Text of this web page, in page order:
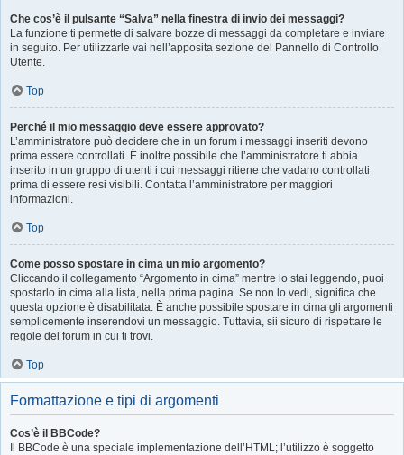
Che cos’è il pulsante “Salva” nella finestra di invio dei messaggi?
La funzione ti permette di salvare bozze di messaggi da completare e inviare
in seguito. Per utilizzarle vai nell’apposita sezione del Pannello di Controllo
Utente.
Top
Perché il mio messaggio deve essere approvato?
L’amministratore può decidere che in un forum i messaggi inseriti devono
prima essere controllati. È inoltre possibile che l’amministratore ti abbia
inserito in un gruppo di utenti i cui messaggi ritiene che vadano controllati
prima di essere resi visibili. Contatta l’amministratore per maggiori
informazioni.
Top
Come posso spostare in cima un mio argomento?
Cliccando il collegamento “Argomento in cima” mentre lo stai leggendo, puoi
spostarlo in cima alla lista, nella prima pagina. Se non lo vedi, significa che
questa opzione è disabilitata. È anche possibile spostare in cima gli argomenti
semplicemente inserendovi un messaggio. Tuttavia, sii sicuro di rispettare le
regole del forum in cui ti trovi.
Top
Formattazione e tipi di argomenti
Cos’è il BBCode?
Il BBCode è una speciale implementazione dell’HTML; l’utilizzo è soggetto